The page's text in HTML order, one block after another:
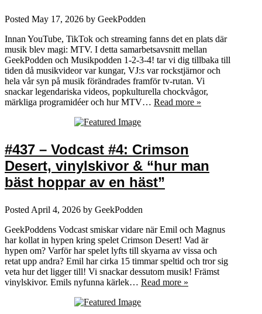
Posted May 17, 2026 by GeekPodden
Innan YouTube, TikTok och streaming fanns det en plats där
musik blev magi: MTV. I detta samarbetsavsnitt mellan
GeekPodden och Musikpodden 1-2-3-4! tar vi dig tillbaka till
tiden då musikvideor var kungar, VJ:s var rockstjärnor och
hela vår syn på musik förändrades framför tv‑rutan. Vi
snackar legendariska videos, popkulturella chockvågor,
märkliga programidéer och hur MTV… Read more »
#437 – Vodcast #4: Crimson
Desert, vinylskivor & “hur man
bäst hoppar av en häst”
Posted April 4, 2026 by GeekPodden
GeekPoddens Vodcast smiskar vidare när Emil och Magnus
har kollat in hypen kring spelet Crimson Desert! Vad är
hypen om? Varför har spelet lyfts till skyarna av vissa och
retat upp andra? Emil har cirka 15 timmar speltid och tror sig
veta hur det ligger till! Vi snackar dessutom musik! Främst
vinylskivor. Emils nyfunna kärlek… Read more »